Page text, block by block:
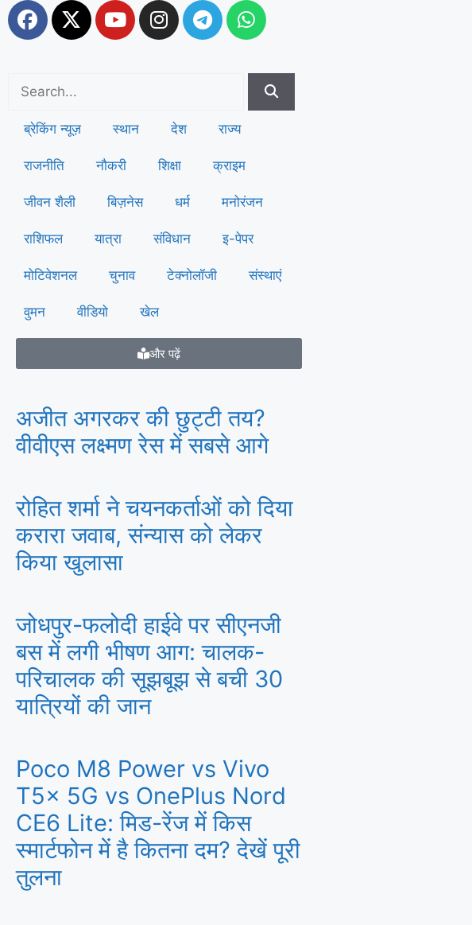
ब्रेकिंग न्यूज़ स्थान देश राज्य
राजनीति नौकरी शिक्षा क्राइम
जीवन शैली बिज़नेस धर्म मनोरंजन
राशिफल यात्रा संविधान इ-पेपर
मोटिवेशनल चुनाव टेक्नोलॉजी संस्थाएं
वुमन वीडियो खेल
और पढ़ें
अजीत अगरकर की छुट्टी तय?
वीवीएस लक्ष्मण रेस में सबसे आगे
रोहित शर्मा ने चयनकर्ताओं को दिया
करारा जवाब, संन्यास को लेकर
किया खुलासा
जोधपुर-फलोदी हाईवे पर सीएनजी
बस में लगी भीषण आग: चालक-
परिचालक की सूझबूझ से बची 30
यात्रियों की जान
Poco M8 Power vs Vivo
T5x 5G vs OnePlus Nord
CE6 Lite: मिड-रेंज में किस
स्मार्टफोन में है कितना दम? देखें पूरी
तुलना